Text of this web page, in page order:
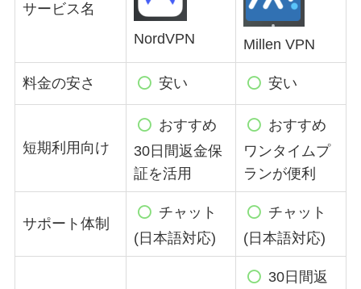
サービス名
NordVPN
Millen VPN
料金の安さ 安い 安い
短期利用向け
おすすめ
30日間返金保
証を活用
おすすめ
ワンタイムプ
ランが便利
サポート体制
チャット
(日本語対応)
チャット
(日本語対応)
30日間返